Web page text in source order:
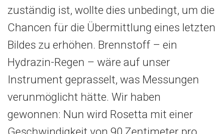
zuständig ist, wollte dies unbedingt, um die
Chancen für die Übermittlung eines letzten
Bildes zu erhöhen. Brennstoff – ein
Hydrazin-Regen – wäre auf unser
Instrument geprasselt, was Messungen
verunmöglicht hätte. Wir haben
gewonnen: Nun wird Rosetta mit einer